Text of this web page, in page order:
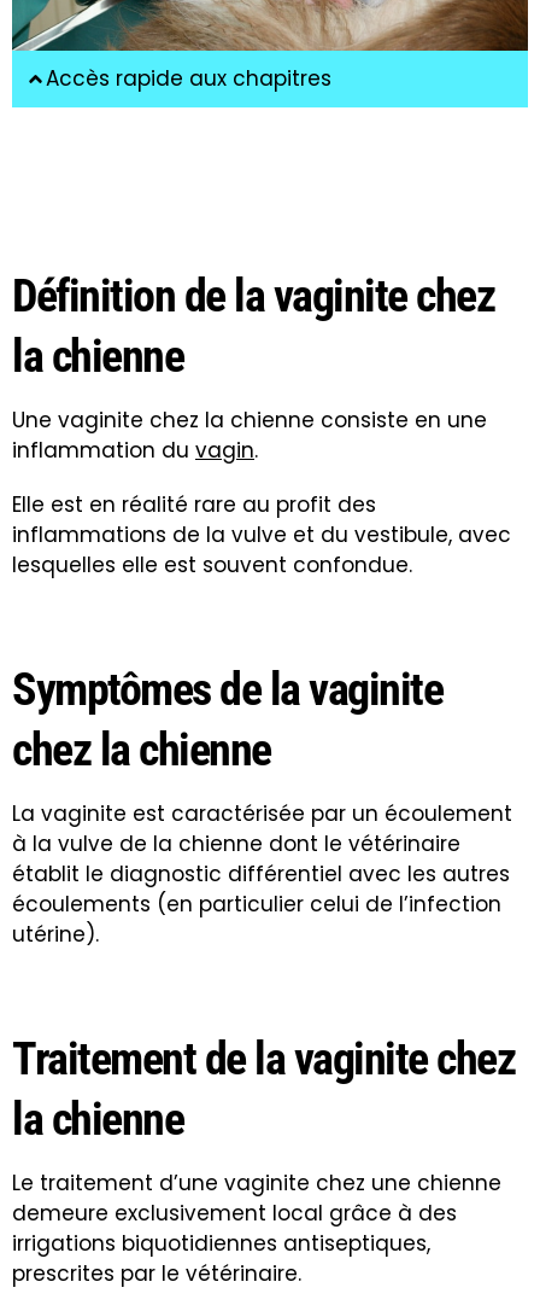
Accès rapide aux chapitres
Définition de la vaginite chez
la chienne
Une vaginite chez la chienne consiste en une
inflammation du vagin.
Elle est en réalité rare au profit des
inflammations de la vulve et du vestibule, avec
lesquelles elle est souvent confondue.
Symptômes de la vaginite
chez la chienne
La vaginite est caractérisée par un écoulement
à la vulve de la chienne dont le vétérinaire
établit le diagnostic différentiel avec les autres
écoulements (en particulier celui de l’infection
utérine).
Traitement de la vaginite chez
la chienne
Le traitement d’une vaginite chez une chienne
demeure exclusivement local grâce à des
irrigations biquotidiennes antiseptiques,
prescrites par le vétérinaire.